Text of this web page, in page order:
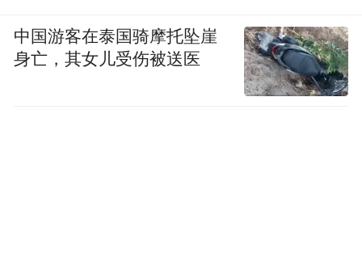
中国游客在泰国骑摩托坠崖
身亡，其女儿受伤被送医